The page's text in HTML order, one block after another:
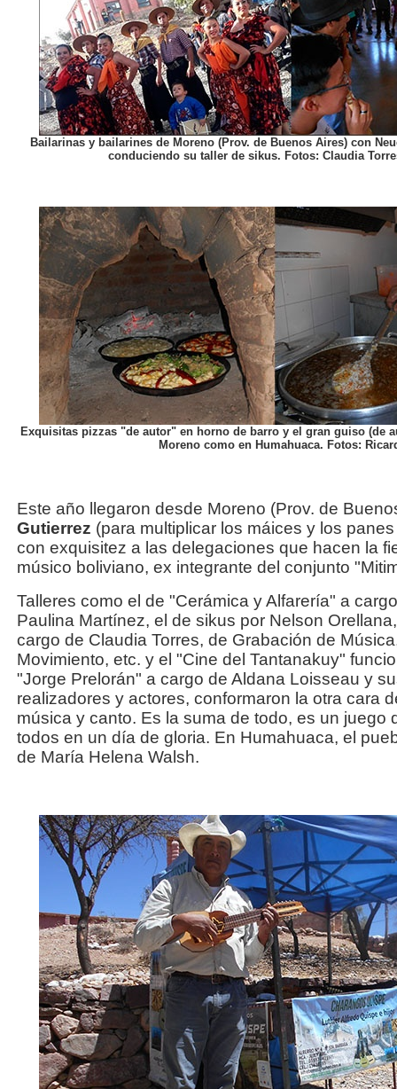
Bailarinas y bailarines de Moreno (Prov. de Buenos Aires) con
conduciendo su taller de sikus. Fotos: Claudia
Exquisitas pizzas "de autor" en horno de barro y el gran guiso (de
Moreno como en Humahuaca. Fotos:
Este año llegaron desde Moreno (Prov. de
Gutierrez (para multiplicar los máices y los
con exquisitez a las delegaciones que hacen la
músico boliviano, ex integrante del conjunto
Talleres como el de "Cerámica y Alfarería" a
Paulina Martínez, el de sikus por Nelson
cargo de Claudia Torres, de Grabación de
Movimiento, etc. y el "Cine del Tantanakuy"
"Jorge Prelorán" a cargo de Aldana Loisseau y
realizadores y actores, conformaron la otra cara
música y canto. Es la suma de todo, es un juego
todos en un día de gloria. En Humahuaca, el
de María Helena Walsh.